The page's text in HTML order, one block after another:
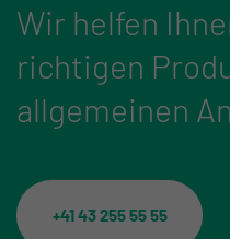
Wir helfen
richtigen
allgemeinen
+41 43 255 55 55